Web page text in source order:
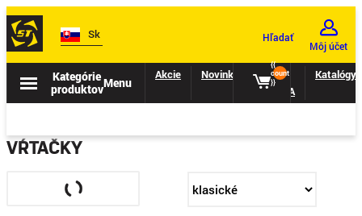
Sk Hľadať
Môj účet
{{
count
}}
Kategórie
produktovMenu
Akcie Novinky
II.
TRIEDA
Katalógy
VŔTAČKY